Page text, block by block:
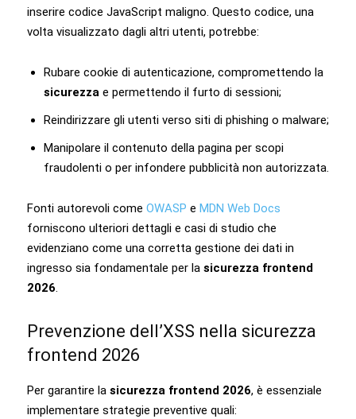
inserire codice JavaScript maligno. Questo codice, una
volta visualizzato dagli altri utenti, potrebbe:
Rubare cookie di autenticazione, compromettendo la
sicurezza e permettendo il furto di sessioni;
Reindirizzare gli utenti verso siti di phishing o malware;
Manipolare il contenuto della pagina per scopi
fraudolenti o per infondere pubblicità non autorizzata.
Fonti autorevoli come OWASP e MDN Web Docs
forniscono ulteriori dettagli e casi di studio che
evidenziano come una corretta gestione dei dati in
ingresso sia fondamentale per la sicurezza frontend
2026
Prevenzione dell’XSS nella sicurezza
frontend 2026
Per garantire la sicurezza frontend 2026, è essenziale
implementare strategie preventive quali: